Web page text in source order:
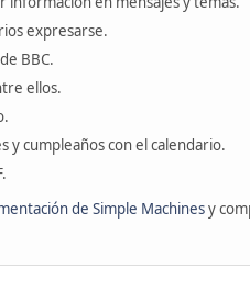
expresarse.
BBC.
ellos.
y cumpleaños con el calendario.
de Simple Machinesy